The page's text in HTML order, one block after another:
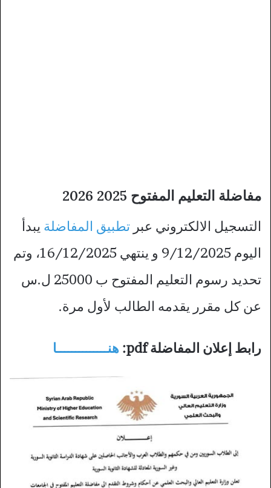
مفاضلة التعليم المفتوح 2025 2026
التسجيل الالكتروني عبر تطبيق المفاضلة يبدأ
اليوم 9/12/2025 و ينتهي 16/12/2025، وتم
تحديد رسوم التعليم المفتوح ب 25000 ل.س
عن كل مقرر يقدمه الطالب لأول مرة.
رابط إعلان المفاضلة pdf: هنــــــــــــــا